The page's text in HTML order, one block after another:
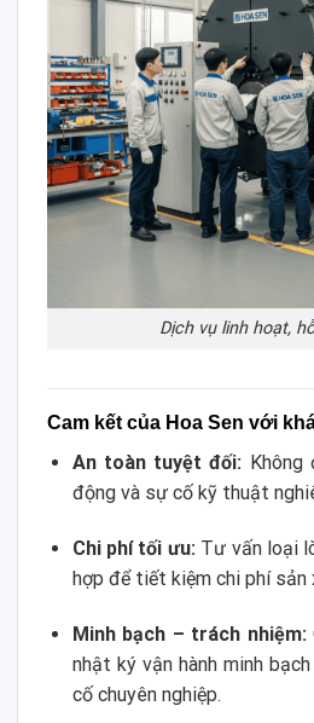
Dịch vụ linh hoạt,
Cam kết của Hoa Sen với
An toàn tuyệt đối:
động và sự cố kỹ thuật
Chi phí tối ưu:Tư vấn loại
hợp để tiết kiệm chi phí sản
Minh bạch – trách nhiệm:
nhật ký vận hành minh
cố chuyên nghiệp.